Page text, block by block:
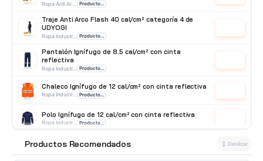
Producto Importado
Traje Anti Arco Flash 40 cal/cm² categoría 4 de
UDYOGI
Producto Importado
Pantalón Ignífugo de 8.5 cal/cm² con cinta
reflectiva
Producto Importado
Chaleco Ignífugo de 12 cal/cm² con cinta reflectiva
Polo Ignífugo de 12 cal/cm² con cinta reflectiva
Mameluco Ignífugo de 34 cal/cm² con Cinta
Reflectiva
Ropa Industrial Producto Importado
Productos Recomendados ↕ Deslizar